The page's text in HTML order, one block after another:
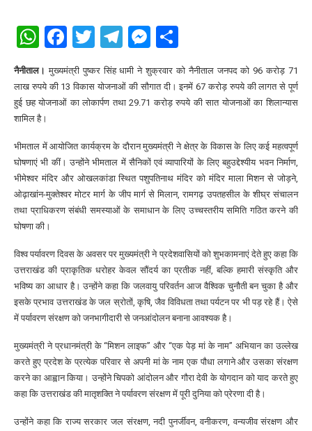
WhatsApp
Facebook
Twitter
Telegram
Messenger
नैनीताल। मुख्यमंत्री पुष्कर सिंह धामी ने शुक्रवार को नैनीताल जनपद को 96 करोड़ 71
लाख रुपये की 13 विकास योजनाओं की सौगात दी। इनमें 67 करोड़ रुपये की लागत से पूर्ण
हुई छह योजनाओं का लोकार्पण तथा 29.71 करोड़ रुपये की सात योजनाओं का शिलान्यास
शामिल है।
भीमताल में आयोजित कार्यक्रम के दौरान मुख्यमंत्री ने क्षेत्र के विकास के लिए कई महत्वपूर्ण
घोषणाएं भी कीं। उन्होंने भीमताल में सैनिकों एवं व्यापारियों के लिए बहुउद्देश्यीय भवन निर्माण,
भीमेश्वर मंदिर और ओखलकांडा स्थित पशुपतिनाथ मंदिर को मंदिर माला मिशन से जोड़ने,
ओढ़ाखांन-मुक्तेश्वर मोटर मार्ग के जीप मार्ग से मिलान, रामगढ़ उपतहसील के शीघ्र संचालन
तथा प्राधिकरण संबंधी समस्याओं के समाधान के लिए उच्चस्तरीय समिति गठित करने की
घोषणा की।
विश्व पर्यावरण दिवस के अवसर पर मुख्यमंत्री ने प्रदेशवासियों को शुभकामनाएं देते हुए कहा कि
उत्तराखंड की प्राकृतिक धरोहर केवल सौंदर्य का प्रतीक नहीं, बल्कि हमारी संस्कृति और
भविष्य का आधार है। उन्होंने कहा कि जलवायु परिवर्तन आज वैश्विक चुनौती बन चुका है और
इसके प्रभाव उत्तराखंड के जल स्रोतों, कृषि, जैव विविधता तथा पर्यटन पर भी पड़ रहे हैं। ऐसे
में पर्यावरण संरक्षण को जनभागीदारी से जनआंदोलन बनाना आवश्यक है।
मुख्यमंत्री ने प्रधानमंत्री के “मिशन लाइफ” और “एक पेड़ मां के नाम” अभियान का उल्लेख
करते हुए प्रदेश के प्रत्येक परिवार से अपनी मां के नाम एक पौधा लगाने और उसका संरक्षण
करने का आह्वान किया। उन्होंने चिपको आंदोलन और गौरा देवी के योगदान को याद करते हुए
कहा कि उत्तराखंड की मातृशक्ति ने पर्यावरण संरक्षण में पूरी दुनिया को प्रेरणा दी है।
उन्होंने कहा कि राज्य सरकार जल संरक्षण, नदी पुनर्जीवन, वनीकरण, वन्यजीव संरक्षण और